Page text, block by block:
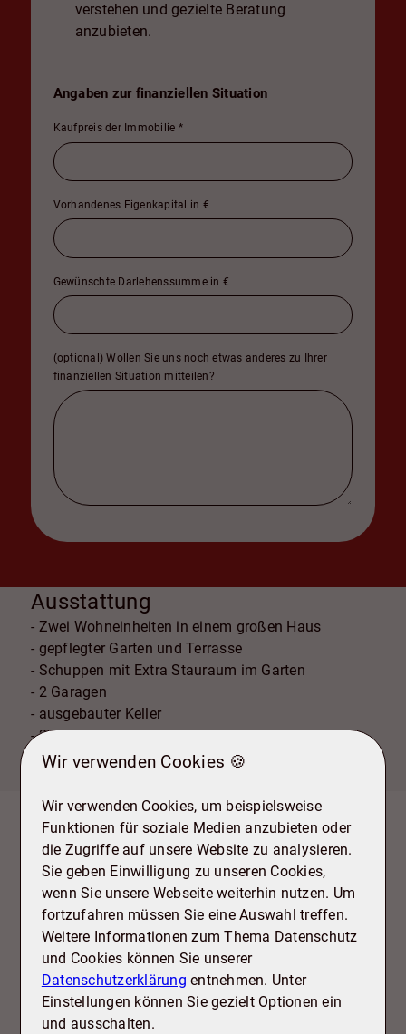
verstehen und gezielte Beratung
anzubieten.
Angaben zur finanziellen Situation
Kaufpreis der Immobilie *
Vorhandenes Eigenkapital in €
Gewünschte Darlehenssumme in €
(optional) Wollen Sie uns noch etwas anderes zu Ihrer
finanziellen Situation mitteilen?
Ausstattung
- Zwei Wohneinheiten in einem großen Haus
- gepflegter Garten und Terrasse
- Schuppen mit Extra Stauraum im Garten
- 2 Garagen
- ausgebauter Keller
- 2 Klimaanlagen
Lage
Salzgitter-Bruchmachtersen bietet eine ruhige und
naturnahe Wohnlage, die sich besonders für
Familien und all jene eignet, die das entspannte
Landleben schätzen, ohne dabei auf eine gute
Anbindung verzichten zu wollen. Der Stadtteil liegt
im nördlichen Teil Salzgitters und überzeugt durch
seine grüne Umgebung mit weitläufigen Feldern und
Naherholungsgebieten, die zum Spazierengehen,
Wir verwenden Cookies 🍪
Wir verwenden Cookies, um beispielsweise
Funktionen für soziale Medien anzubieten oder
die Zugriffe auf unsere Website zu analysieren.
Sie geben Einwilligung zu unseren Cookies,
wenn Sie unsere Webseite weiterhin nutzen. Um
fortzufahren müssen Sie eine Auswahl treffen.
Weitere Informationen zum Thema Datenschutz
und Cookies können Sie unserer
Datenschutzerklärung entnehmen. Unter
Einstellungen können Sie gezielt Optionen ein
und ausschalten.